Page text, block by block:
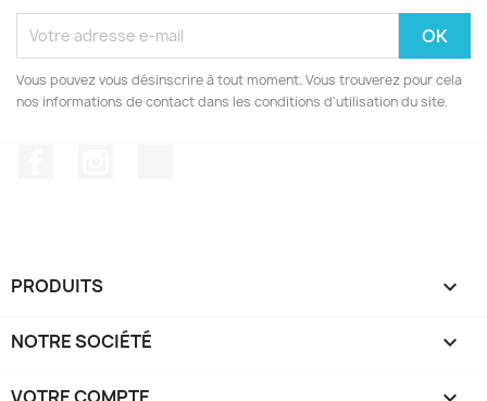
Vous pouvez vous désinscrire à tout moment. Vous trouverez pour cela
nos informations de contact dans les conditions d'utilisation du site.
PRODUITS 
NOTRE SOCIÉTÉ 